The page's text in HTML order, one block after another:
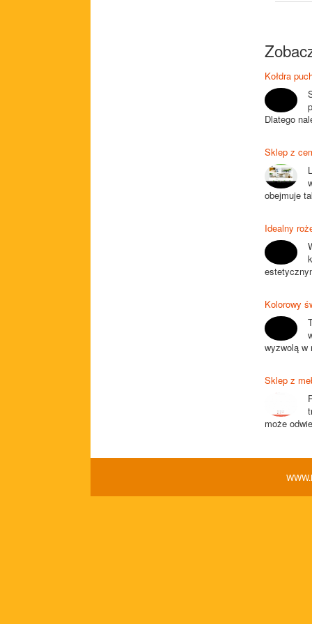
Kołdra
Dlatego
Sklep z
obejmuje
Idealny
Kolorowy
wyzwolą w
Sklep z
może